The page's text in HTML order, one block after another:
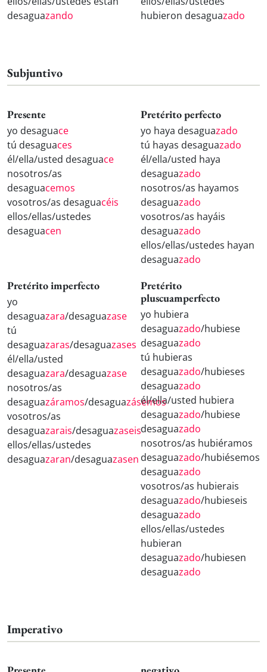
desaguazando
hubieron desaguazado
Subjuntivo
Presente
yo desaguace
tú desaguaces
él/ella/usted desaguace
nosotros/as
desaguacemos
vosotros/as desaguacéis
ellos/ellas/ustedes
desaguacen
Pretérito perfecto
yo haya desaguazado
tú hayas desaguazado
él/ella/usted haya
desaguazado
nosotros/as hayamos
desaguazado
vosotros/as hayáis
desaguazado
ellos/ellas/ustedes hayan
desaguazado
Pretérito imperfecto
yo
desaguazara/desaguazase
tú
desaguazaras/desaguazases
él/ella/usted
desaguazara/desaguazase
nosotros/as
desaguazáramos/desaguazásemos
vosotros/as
desaguazarais/desaguazaseis
ellos/ellas/ustedes
desaguazaran/desaguazasen
Pretérito
pluscuamperfecto
yo hubiera
desaguazado/hubiese
desaguazado
tú hubieras
desaguazado/hubieses
desaguazado
él/ella/usted hubiera
desaguazado/hubiese
desaguazado
nosotros/as hubiéramos
desaguazado/hubiésemos
desaguazado
vosotros/as hubierais
desaguazado/hubieseis
desaguazado
ellos/ellas/ustedes
hubieran
desaguazado/hubiesen
desaguazado
Imperativo